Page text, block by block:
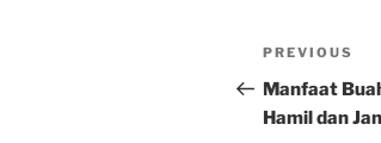
Post
Previous
Post
PREVIOUS
Manfaat
Hamil dan